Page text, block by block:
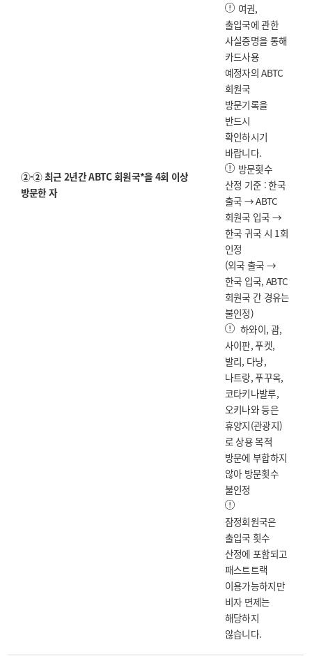
②-② 최근 2년간 ABTC 회원국*을 4회 이상
방문한 자
여권,
출입국에 관한
사실증명을 통해
카드사용
예정자의 ABTC
회원국
방문기록을
반드시
확인하시기
바랍니다.
방문횟수
산정 기준 : 한국
출국 → ABTC
회원국 입국 →
한국 귀국 시 1회
인정
(외국 출국 →
한국 입국, ABTC
회원국 간 경유는
불인정)
하와이, 괌,
사이판, 푸켓,
발리, 다낭,
나트랑, 푸꾸옥,
코타키나발루,
오키나와 등은
휴양지(관광지)
로 상용 목적
방문에 부합하지
않아 방문횟수
불인정
잠정회원국은
출입국 횟수
산정에 포함되고
패스트트랙
이용가능하지만
비자 면제는
해당하지
않습니다.